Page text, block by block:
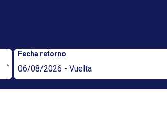
Fecha retorno
06/08/2026 - Vuelta